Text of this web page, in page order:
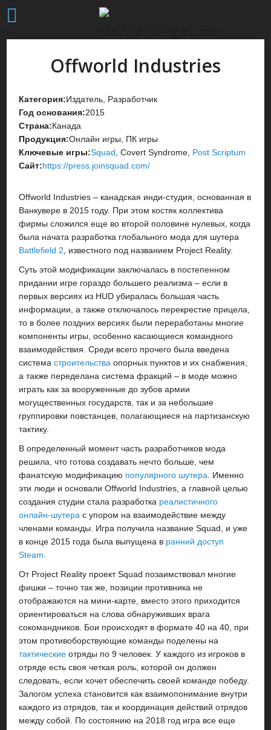
Offworld Industries
Категория:Издатель, Разработчик
Год основания:2015
Страна:Канада
Продукция:Онлайн игры, ПК игры
Ключевые игры:Squad , Covert Syndrome, Post Scriptum
Сайт:https://press.joinsquad.com/
Offworld Industries – канадская инди-студия, основанная в
Ванкувере в 2015 году. При этом костяк коллектива
фирмы сложился еще во второй половине нулевых, когда
была начата разработка глобального мода для шутера
Battlefield 2 , известного под названием Project Reality.
Суть этой модификации заключалась в постепенном
придании игре гораздо большего реализма – если в
первых версиях из HUD убиралась большая часть
информации, а также отключалось перекрестие прицела,
то в более поздних версиях были переработаны многие
компоненты игры, особенно касающиеся командного
взаимодействия. Среди всего прочего была введена
системастроительства опорных пунктов и их снабжения,
а также переделана система фракций – в моде можно
играть как за вооруженные до зубов армии
могущественных государств, так и за небольшие
группировки повстанцев, полагающиеся на партизанскую
тактику.
В определенный момент часть разработчиков мода
решила, что готова создавать нечто больше, чем
фанатскую модификацию популярного шутера . Именно
эти люди и основали Offworld Industries, а главной целью
создания студии стала разработка реалистичного
онлайн-шутера с упором на взаимодействие между
членами команды. Игра получила название Squad, и уже
в конце 2015 года была выпущена в ранний доступ
Steam
От Project Reality проект Squad позаимствовал многие
фишки – точно так же, позиции противника не
отображаются на мини-карте, вместо этого приходится
ориентироваться на слова обнаруживших врага
сокомандников. Бои происходят в формате 40 на 40, при
этом противоборствующие команды поделены на
тактические отряды по 9 человек. У каждого из игроков в
отряде есть своя четкая роль, которой он должен
следовать, если хочет обеспечить своей команде победу.
Залогом успеха становится как взаимопонимание внутри
каждого из отрядов, так и координация действий отрядов
между собой. По состоянию на 2018 год игра все еще